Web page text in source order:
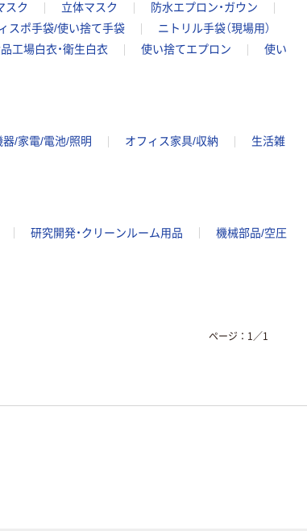
スク 立体マスク
防水エプロン・ガウン
スポ手袋/使い捨て手袋
ニトリル手袋（現場用）
工場白衣・衛生白衣 使い捨てエプロン
使い
器/家電/電池/照明 オフィス家具/収納
生活雑
研究開発・クリーンルーム用品
機械部品/空圧
ページ： 1 ／1